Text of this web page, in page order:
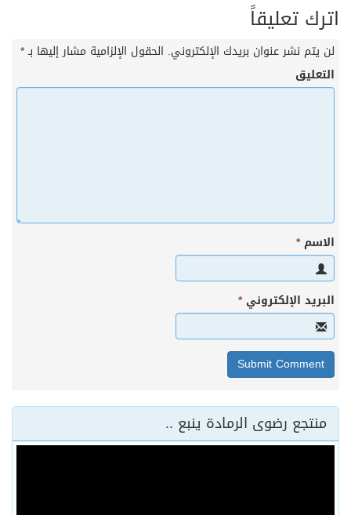
اترك تعليقاً
لن يتم نشر عنوان بريدك الإلكتروني. الحقول الإلزامية مشار إليها بـ*
التعليق
الاسم*
البريد الإلكتروني*
منتجع رضوى الرمادة ينبع ..